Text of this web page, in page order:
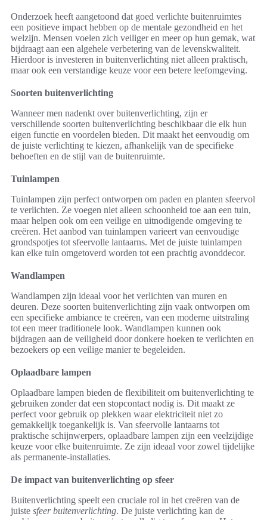
Onderzoek heeft aangetoond dat goed verlichte buitenruimtes
een positieve impact hebben op de mentale gezondheid en het
welzijn. Mensen voelen zich veiliger en meer op hun gemak, wat
bijdraagt aan een algehele verbetering van de levenskwaliteit.
Hierdoor is investeren in buitenverlichting niet alleen praktisch,
maar ook een verstandige keuze voor een betere leefomgeving.
Soorten buitenverlichting
Wanneer men nadenkt over buitenverlichting, zijn er
verschillende soorten buitenverlichting beschikbaar die elk hun
eigen functie en voordelen bieden. Dit maakt het eenvoudig om
de juiste verlichting te kiezen, afhankelijk van de specifieke
behoeften en de stijl van de buitenruimte.
Tuinlampen
Tuinlampen zijn perfect ontworpen om paden en planten sfeervol
te verlichten. Ze voegen niet alleen schoonheid toe aan een tuin,
maar helpen ook om een veilige en uitnodigende omgeving te
creëren. Het aanbod van tuinlampen varieert van eenvoudige
grondspotjes tot sfeervolle lantaarns. Met de juiste tuinlampen
kan elke tuin omgetoverd worden tot een prachtig avonddecor.
Wandlampen
Wandlampen zijn ideaal voor het verlichten van muren en
deuren. Deze soorten buitenverlichting zijn vaak ontworpen om
een specifieke ambiance te creëren, van een moderne uitstraling
tot een meer traditionele look. Wandlampen kunnen ook
bijdragen aan de veiligheid door donkere hoeken te verlichten en
bezoekers op een veilige manier te begeleiden.
Oplaadbare lampen
Oplaadbare lampen bieden de flexibiliteit om buitenverlichting te
gebruiken zonder dat een stopcontact nodig is. Dit maakt ze
perfect voor gebruik op plekken waar elektriciteit niet zo
gemakkelijk toegankelijk is. Van sfeervolle lantaarns tot
praktische schijnwerpers, oplaadbare lampen zijn een veelzijdige
keuze voor elke buitenruimte. Ze zijn ideaal voor zowel tijdelijke
als permanente-installaties.
De impact van buitenverlichting op sfeer
Buitenverlichting speelt een cruciale rol in het creëren van de
juiste sfeer buitenverlichting. De juiste verlichting kan de